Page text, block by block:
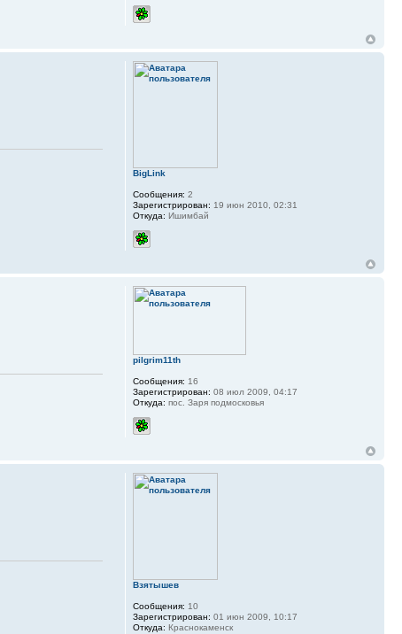
BigLink
Сообщения: 2
Зарегистрирован: 19 июн 2010, 02:31
Откуда: Ишимбай
pilgrim11th
Сообщения: 16
Зарегистрирован: 08 июл 2009, 04:17
Откуда: пос. Заря подмосковья
Взятышев
Сообщения: 10
Зарегистрирован: 01 июн 2009, 10:17
Откуда: Краснокаменск